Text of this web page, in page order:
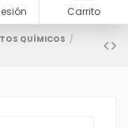
Carrito
QUÍMICOS